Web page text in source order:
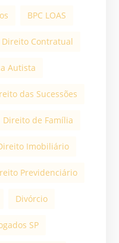
BPC LOAS
Direito Contratual
Autista
das Sucessões
Direito de Família
Imobiliário
Previdenciário
Divórcio
SP